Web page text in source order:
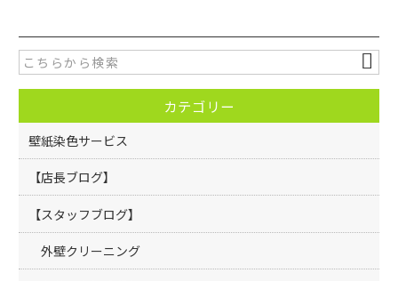
e
b
o
o
k
er
カテゴリー
壁紙染色サービス
【店長ブログ】
【スタッフブログ】
外壁クリーニング